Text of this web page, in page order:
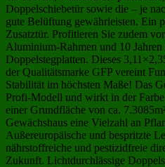
Doppelschiebetür sowie die – je
gute Belüftung gewährleisten. Ein
Zusatztür. Profitieren Sie zudem
Aluminium-Rahmen und 10
Doppelstegplatten. Dieses
der Qualitätsmarke GFP vereint
Stabilität im höchsten Maße! Das
Profi-Modell und wirkt in der
einer Grundfläche von ca.
Gewächshaus eine Vielzahl an
Außereuropäische und bespritzte
nährstoffreiche und pestizidfreie
Zukunft. Lichtdurchlässige